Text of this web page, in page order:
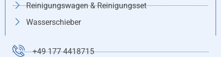
Reinigungswagen & Reinigungsset
Wasserschieber
+49 177 4418715